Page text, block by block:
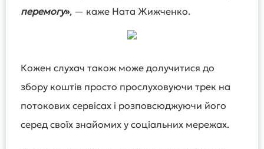
перемогу», — каже Ната Жижченко.
Кожен слухач також може долучитися до
збору коштів просто прослуховуючи трек на
потокових сервісах і розповсюджуючи його
серед своїх знайомих у соціальних мережах.